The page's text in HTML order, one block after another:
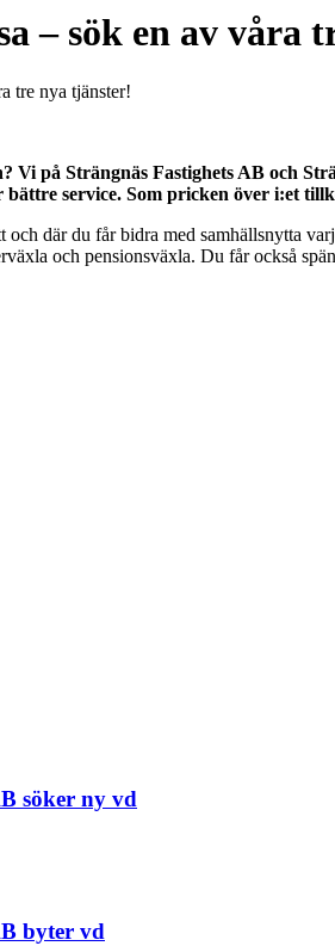
– sök en av våra
tre nya tjänster!
på Strängnäs Fastighets AB och
service. Som pricken över i:et
där du får bidra med samhällsnytta
och pensionsväxla. Du får också
söker ny vd
byter vd